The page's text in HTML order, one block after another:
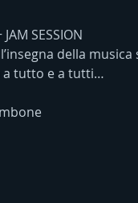
SESSION
della
a tutto e a tutti…